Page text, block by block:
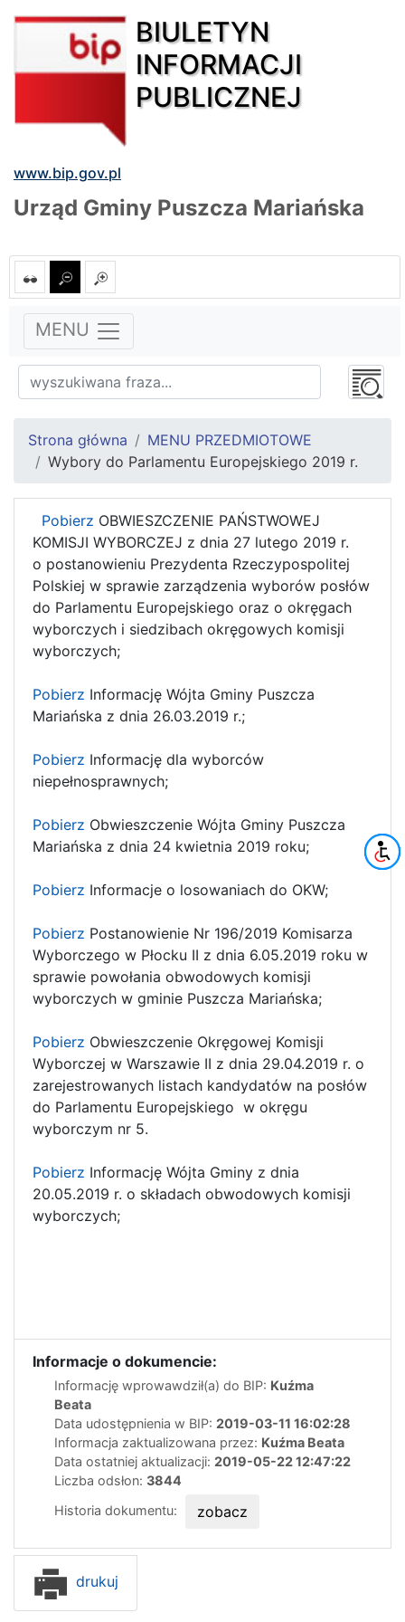
BIULETYN
INFORMACJI
PUBLICZNEJ
www.bip.gov.pl
Urząd Gminy Puszcza Mariańska
MENU
Strona główna
MENU PRZEDMIOTOWE
Wybory do Parlamentu Europejskiego 2019 r.
Pobierz OBWIESZCZENIE PAŃSTWOWEJ
KOMISJI WYBORCZEJ z dnia 27 lutego 2019 r.
o postanowieniu Prezydenta Rzeczypospolitej
Polskiej w sprawie zarządzenia wyborów posłów
do Parlamentu Europejskiego oraz o okręgach
wyborczych i siedzibach okręgowych komisji
wyborczych;
Pobierz Informację Wójta Gminy Puszcza
Mariańska z dnia 26.03.2019 r.;
Pobierz Informację dla wyborców
niepełnosprawnych;
Pobierz Obwieszczenie Wójta Gminy Puszcza
Mariańska z dnia 24 kwietnia 2019 roku;
Pobierz Informacje o losowaniach do OKW;
Pobierz Postanowienie Nr 196/2019 Komisarza
Wyborczego w Płocku II z dnia 6.05.2019 roku w
sprawie powołania obwodowych komisji
wyborczych w gminie Puszcza Mariańska;
Pobierz Obwieszczenie Okręgowej Komisji
Wyborczej w Warszawie II z dnia 29.04.2019 r. o
zarejestrowanych listach kandydatów na posłów
do Parlamentu Europejskiego w okręgu
wyborczym nr 5.
Pobierz Informację Wójta Gminy z dnia
20.05.2019 r. o składach obwodowych komisji
wyborczych;
Informacje o dokumencie:
Informację wprowawdził(a) do BIP: Kuźma
Beata
Data udostępnienia w BIP: 2019-03-11 16:02:28
Informacja zaktualizowana przez: Kuźma Beata
Data ostatniej aktualizacji: 2019-05-22 12:47:22
Liczba odsłon: 3844
Historia dokumentu:
zobacz
drukuj